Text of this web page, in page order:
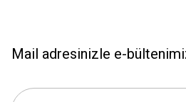
Mail adresinizle e-